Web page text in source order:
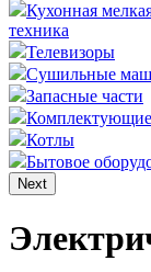
Кухонная
техника
Телевизоры
Сушильные
Запасные части
Комплектующие
Котлы
Бытовое
Next